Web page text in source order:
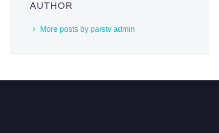
AUTHOR
More posts by parstv admin